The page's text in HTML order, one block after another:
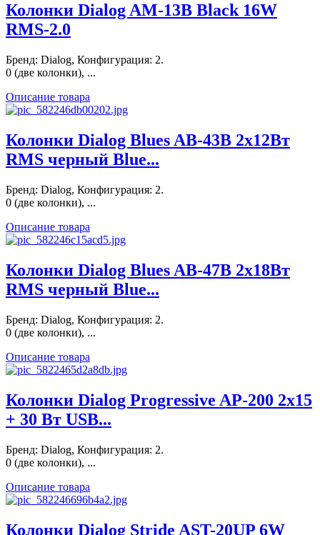
Колонки Dialog AM-13B Black 16W
RMS-2.0
Бренд: Dialog, Конфигурация: 2.
0 (две колонки), ...
Описание товара
Колонки Dialog Blues AB-43B 2x12Вт
RMS черный Blue...
Бренд: Dialog, Конфигурация: 2.
0 (две колонки), ...
Описание товара
Колонки Dialog Blues AB-47B 2x18Вт
RMS черный Blue...
Бренд: Dialog, Конфигурация: 2.
0 (две колонки), ...
Описание товара
Колонки Dialog Progressive AP-200 2x15
+ 30 Вт USB...
Бренд: Dialog, Конфигурация: 2.
0 (две колонки), ...
Описание товара
Колонки Dialog Stride AST-20UP 6W